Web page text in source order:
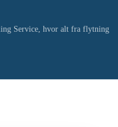
Service, hvor alt fra flytning